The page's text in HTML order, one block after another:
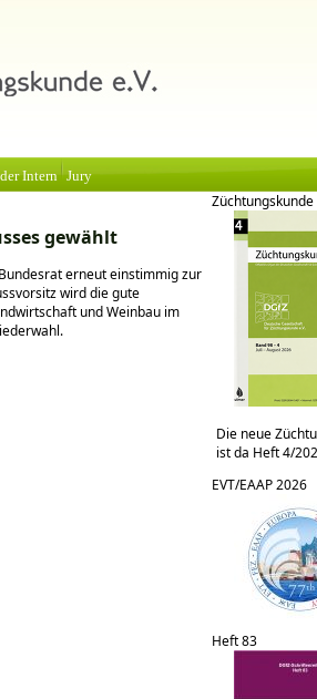
Intern Jury
gewählt
erneut einstimmig zur
wird die gute
und Weinbau im
Züchtungskunde
Die neue
ist da Heft 4/
EVT/EAAP 2026
Heft 83